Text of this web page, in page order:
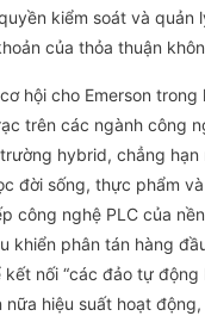
kiểm soát và quản
của thỏa thuận
hội cho Emerson trong
trên các ngành công
hybrid, chẳng hạn
đời sống, thực phẩm
công nghệ PLC của
khiển phân tán hàng
nối “các đảo tự động
nữa hiệu suất hoạt